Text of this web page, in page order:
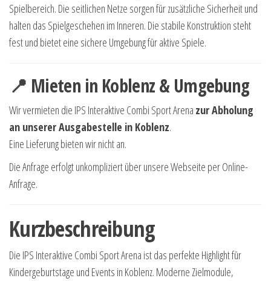
Spielbereich. Die seitlichen Netze sorgen für zusätzliche Sicherheit und
halten das Spielgeschehen im Inneren. Die stabile Konstruktion steht
fest und bietet eine sichere Umgebung für aktive Spiele.
📍 Mieten in Koblenz & Umgebung
Wir vermieten die IPS Interaktive Combi Sport Arena zur Abholung
an unserer Ausgabestelle in Koblenz.
Eine Lieferung bieten wir nicht an.
Die Anfrage erfolgt unkompliziert über unsere Webseite per Online-
Anfrage.
Kurzbeschreibung
Die IPS Interaktive Combi Sport Arena ist das perfekte Highlight für
Kindergeburtstage und Events in Koblenz. Moderne Zielmodule,